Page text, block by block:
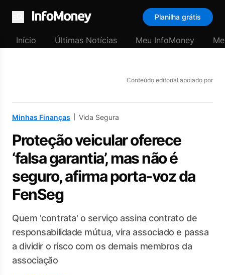
Menu
Planilha grátis
Início Últimas Notícias Meu InfoMoney
Conteúdo editorial apoiado por
Minhas Finanças Vida Segura
Proteção veicular oferece
‘falsa garantia’, mas não é
seguro, afirma porta-voz da
FenSeg
Quem 'contrata' o serviço assina contrato de
responsabilidade mútua, vira associado e passa
a dividir o risco com os demais membros da
associação